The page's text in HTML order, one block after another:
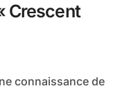
Crescent